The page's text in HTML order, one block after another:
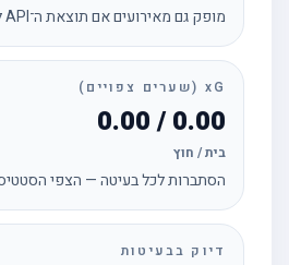
מופק גם מאירועים אם תוצאת ה־API לא זמינה
xG (שערים צפויים)
0.00 / 0.00
בית / חוץ
הסתברות לכל בעיטה — הצפי
דיוק בבעיטות